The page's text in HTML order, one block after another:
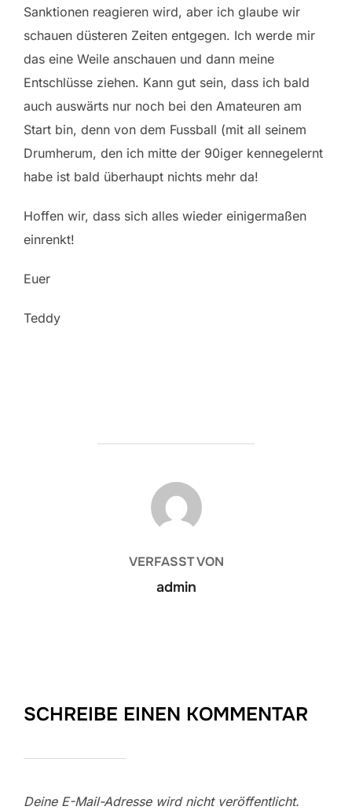
Sanktionen reagieren wird, aber ich glaube wir
schauen düsteren Zeiten entgegen. Ich werde mir
das eine Weile anschauen und dann meine
Entschlüsse ziehen. Kann gut sein, dass ich bald
auch auswärts nur noch bei den Amateuren am
Start bin, denn von dem Fussball (mit all seinem
Drumherum, den ich mitte der 90iger kennegelernt
habe ist bald überhaupt nichts mehr da!
Hoffen wir, dass sich alles wieder einigermaßen
einrenkt!
Euer
Teddy
BEITRAGSAUTOR
VERFASST VON
admin
SCHREIBE EINEN KOMMENTAR
Deine E-Mail-Adresse wird nicht veröffentlicht.